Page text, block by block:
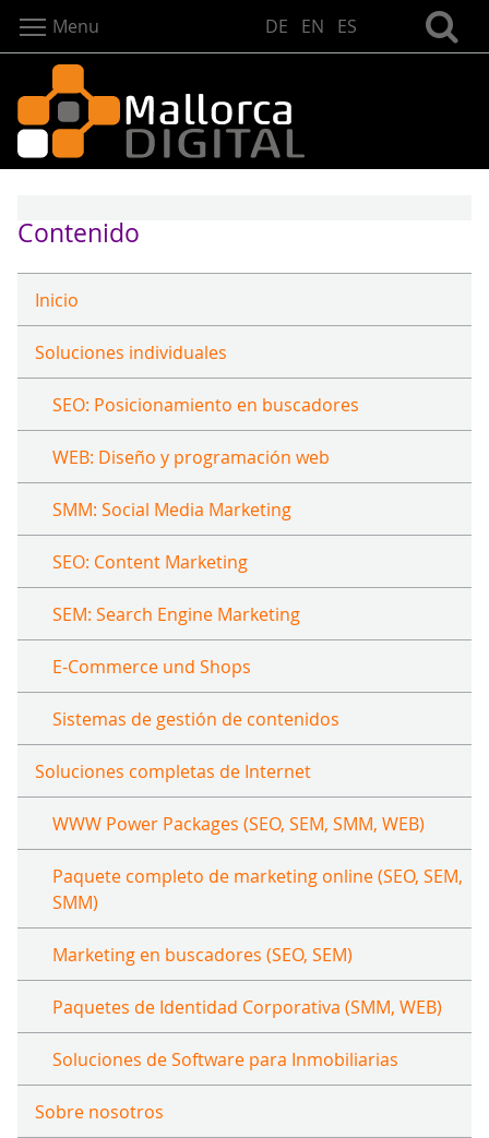
DE EN ES
Menu
Contenido
Inicio
Soluciones individuales
SEO: Posicionamiento en buscadores
WEB: Diseño y programación web
SMM: Social Media Marketing
SEO: Content Marketing
SEM: Search Engine Marketing
E-Commerce und Shops
Sistemas de gestión de contenidos
Soluciones completas de Internet
WWW Power Packages (SEO, SEM, SMM, WEB)
Paquete completo de marketing online (SEO, SEM,
SMM)
Marketing en buscadores (SEO, SEM)
Paquetes de Identidad Corporativa (SMM, WEB)
Soluciones de Software para Inmobiliarias
Sobre nosotros